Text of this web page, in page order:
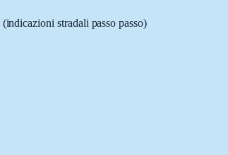
(indicazioni stradali passo passo)